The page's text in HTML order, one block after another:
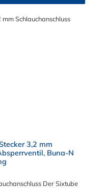
3,2 mm
Buna-N
Der Sixtube